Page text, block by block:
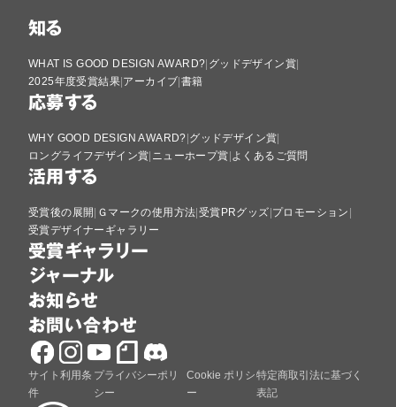
知る
WHAT IS GOOD DESIGN AWARD? グッドデザイン賞
2025年度受賞結果 アーカイブ 書籍
応募する
WHY GOOD DESIGN AWARD? グッドデザイン賞
ロングライフデザイン賞 ニューホープ賞 よくあるご質問
活用する
受賞後の展開 Ｇマークの使用方法 受賞PRグッズ プロモーション
受賞デザイナーギャラリー
受賞ギャラリー
ジャーナル
お知らせ
お問い合わせ
サイト利用条
件
プライバシーポリ
シー
Cookie ポリシ
ー
特定商取引法に基づく
表記